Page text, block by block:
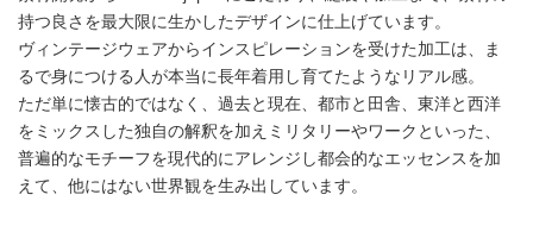
持つ良さを最大限に生かしたデザインに仕上げています。
ヴィンテージウェアからインスピレーションを受けた加工は、ま
るで身につける人が本当に長年着用し育てたようなリアル感。
ただ単に懐古的ではなく、過去と現在、都市と田舎、東洋と西洋
をミックスした独自の解釈を加えミリタリーやワークといった、
普遍的なモチーフを現代的にアレンジし都会的なエッセンスを加
えて、他にはない世界観を生み出しています。